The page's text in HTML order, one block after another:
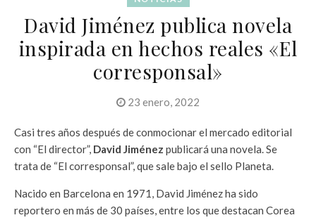
David Jiménez publica novela
inspirada en hechos reales «El
corresponsal»
23 enero, 2022
Casi tres años después de conmocionar el mercado editorial
con “El director”, David Jiménez publicará una novela. Se
trata de “El corresponsal”, que sale bajo el sello Planeta.
Nacido en Barcelona en 1971, David Jiménez ha sido
reportero en más de 30 países, entre los que destacan Corea